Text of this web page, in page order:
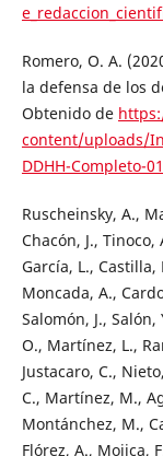
Romero, O. A.
la defensa de los
Obtenido de
content/uploads/
DDHH-Completo-
Ruscheinsky, A.,
Chacón, J., Tinoco,
García, L.,
Moncada, A.,
Salomón, J.,
O., Martínez, L.,
Justacaro, C.,
C., Martínez, M.,
Montánchez, M.,
Flórez, A., Mojica,